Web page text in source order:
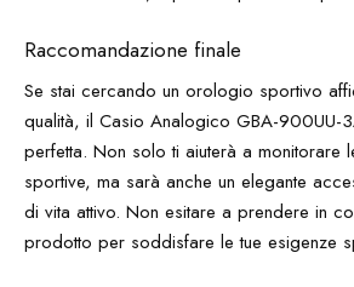
Raccomandazione finale
Se stai cercando un orologio sportivo
qualità, il Casio Analogico GBA-900UU-
perfetta. Non solo ti aiuterà a monitorare
sportive, ma sarà anche un elegante
di vita attivo. Non esitare a prendere in
prodotto per soddisfare le tue esigenze